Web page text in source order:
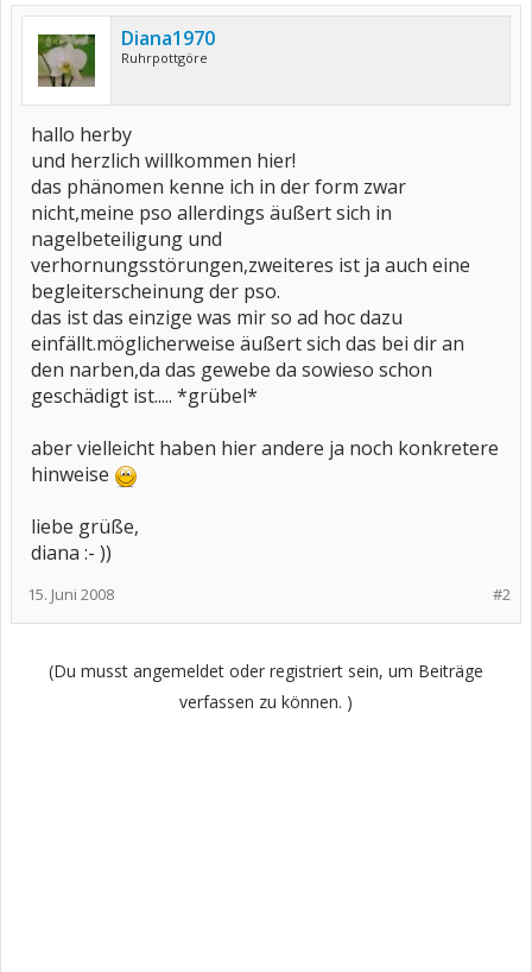
Diana1970
Ruhrpottgöre
hallo herby
und herzlich willkommen hier!
das phänomen kenne ich in der form zwar
nicht,meine pso allerdings äußert sich in
nagelbeteiligung und
verhornungsstörungen,zweiteres ist ja auch eine
begleiterscheinung der pso.
das ist das einzige was mir so ad hoc dazu
einfällt.möglicherweise äußert sich das bei dir an
den narben,da das gewebe da sowieso schon
geschädigt ist..... *grübel*
aber vielleicht haben hier andere ja noch konkretere
hinweise
liebe grüße,
diana :- ))
#2
15. Juni 2008
(Du musst angemeldet oder registriert sein, um Beiträge
verfassen zu können. )